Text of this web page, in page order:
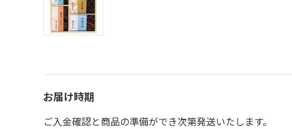
お届け時期
ご入金確認と商品の準備ができ次第発送いたします。